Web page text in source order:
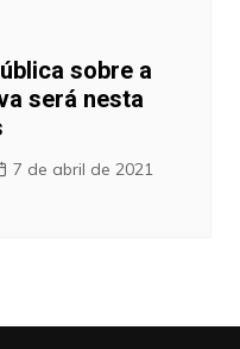
sobre a
será nesta
7 de abril de 2021